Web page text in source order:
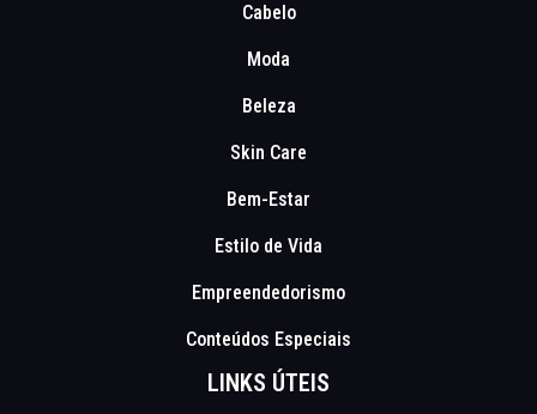
Cabelo
Moda
Beleza
Skin Care
Bem-Estar
Estilo de Vida
Empreendedorismo
Conteúdos Especiais
LINKS ÚTEIS